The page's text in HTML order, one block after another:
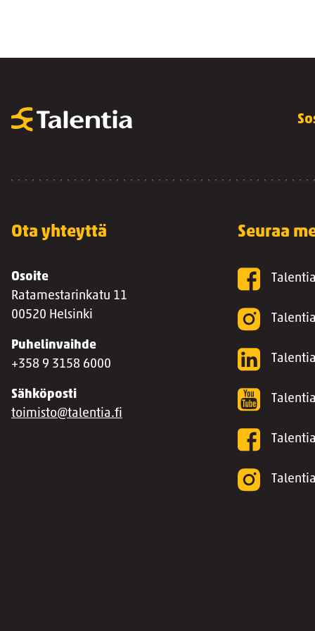
Ota yhteyttä
Osoite
Ratamestarinkatu 11
00520 Helsinki
Puhelinvaihde
+358 9 3158 6000
Sähköposti
toimisto@talentia.fi
Seuraa